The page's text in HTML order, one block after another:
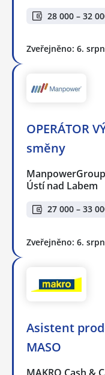
28 000 – 32
Zveřejněno: 6.
OPERÁTOR
směny
Ústí nad Labem
27 000 – 33
Zveřejněno: 6.
Asistent
MASO